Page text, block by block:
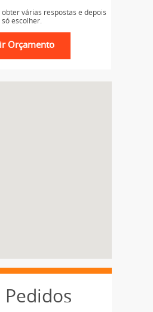
várias respostas e depois
só escolher.